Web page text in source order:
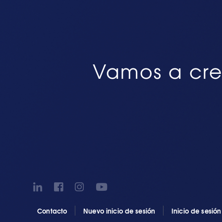
Vamos a
Contacto Nuevo inicio de sesión Inicio de